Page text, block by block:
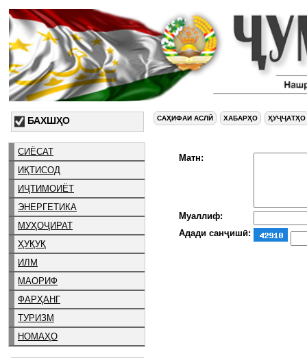
БАХШҲО
СИЁСАТ
ИҚТИСОД
ИҶТИМОИЁТ
ЭНЕРГЕТИКА
МУҲОҶИРАТ
ҲУҚУҚ
ИЛМ
МАОРИФ
ФАРҲАНГ
ТУРИЗМ
НОМАҲО
САҲИФАИ АСЛӢ ХАБАРҲО ҲУҶҶАТҲО
Матн:
Муаллиф:
Адади санҷишӣ: